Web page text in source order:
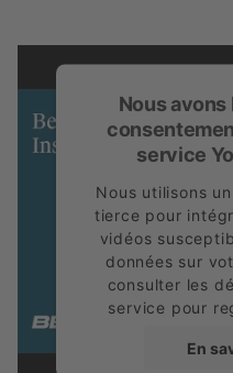
Nous
service
Nous utilisons
tierce pour
vidéos
données sur
consulter les
service pour
En
BetteSeal+ :